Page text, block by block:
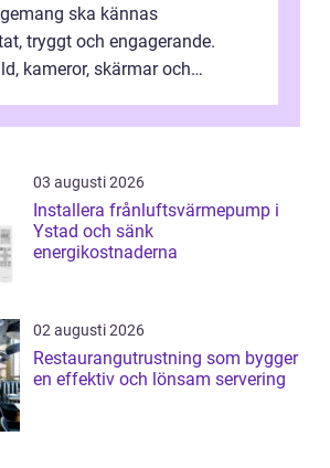
ska kännas
tryggt och engagerande.
kameror, skärmar och
03 augusti 2026
Installera frånluftsvärmepump i
Ystad och sänk
energikostnaderna
02 augusti 2026
Restaurangutrustning som bygger
en effektiv och lönsam servering